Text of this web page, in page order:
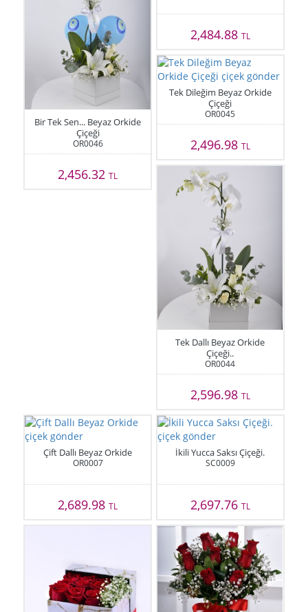
Bir Tek Sen... Beyaz Orkide
Çiçeği
OR0046
2,456.32TL
2,484.88 TL
Tek Dileğim Beyaz Orkide
Çiçeği
OR0045
2,496.98 TL
Tek Dallı Beyaz Orkide
Çiçeği..
OR0044
2,596.98 TL
Çift Dallı Beyaz Orkide
OR0007
2,689.98TL
İkili Yucca Saksı Çiçeği.
SC0009
2,697.76 TL